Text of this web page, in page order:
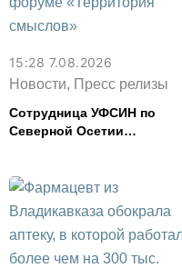
15:28 7.08.2026
Новости, Пресс релизы
Сотрудница УФСИН по
Северной Осетии
смыслов»